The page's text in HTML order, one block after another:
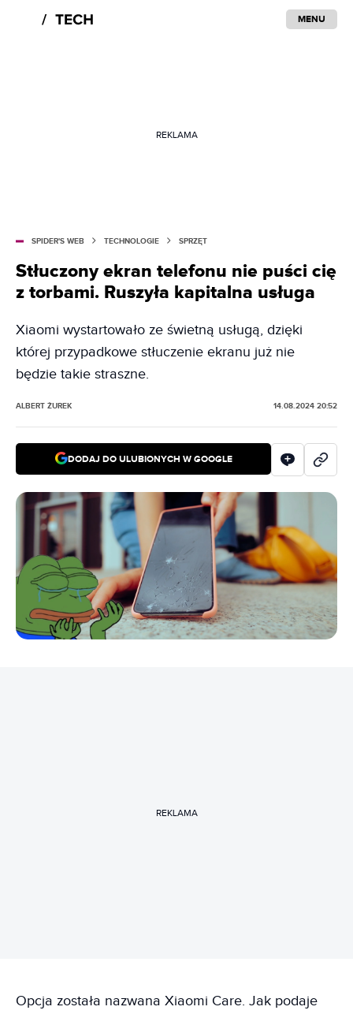
MENU
REKLAMA
SPIDER'S WEB TECHNOLOGIE SPRZĘT
Stłuczony ekran telefonu nie puści cię
z torbami. Ruszyła kapitalna usługa
Xiaomi wystartowało ze świetną usługą, dzięki
której przypadkowe stłuczenie ekranu już nie
będzie takie straszne.
ALBERT ŻUREK 14.08.2024 20:52
DODAJ DO ULUBIONYCH W GOOGLE
REKLAMA
Opcja została nazwana Xiaomi Care. Jak podaje